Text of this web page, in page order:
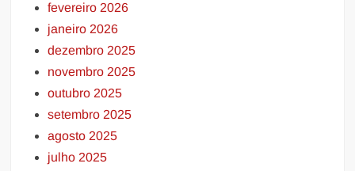
fevereiro 2026
janeiro 2026
dezembro 2025
novembro 2025
outubro 2025
setembro 2025
agosto 2025
julho 2025